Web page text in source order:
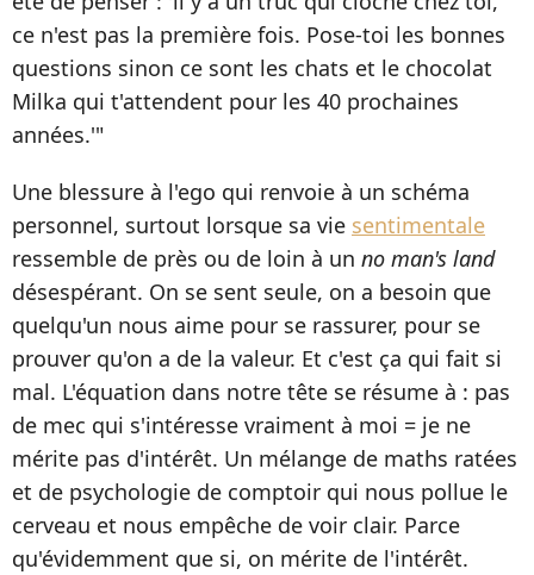
ce n'est pas la première fois. Pose-toi les bonnes
questions sinon ce sont les chats et le chocolat
Milka qui t'attendent pour les 40 prochaines
années.'"
Une blessure à l'ego qui renvoie à un schéma
personnel, surtout lorsque sa vie sentimentale
ressemble de près ou de loin à un no man's land
désespérant. On se sent seule, on a besoin que
quelqu'un nous aime pour se rassurer, pour se
prouver qu'on a de la valeur. Et c'est ça qui fait si
mal. L'équation dans notre tête se résume à : pas
de mec qui s'intéresse vraiment à moi = je ne
mérite pas d'intérêt. Un mélange de maths ratées
et de psychologie de comptoir qui nous pollue le
cerveau et nous empêche de voir clair. Parce
qu'évidemment que si, on mérite de l'intérêt.